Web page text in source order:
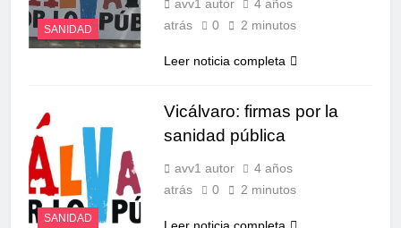
SANIDAD
avv1 autor
4 años
atrás
0 2 minutos
Leer noticia completa
SANIDAD
Vicálvaro: firmas por la
sanidad pública
avv1 autor
4 años
atrás
0 2 minutos